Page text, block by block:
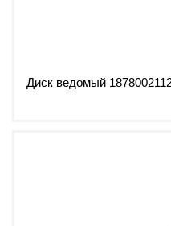
Диск ведомый